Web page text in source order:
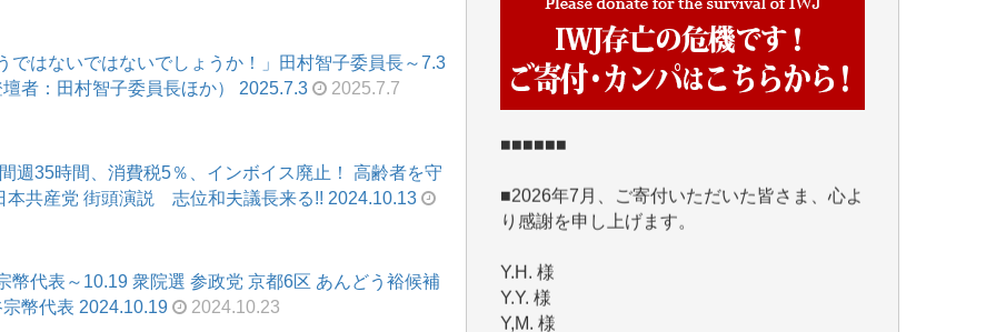
ではないではないでしょうか！」田村智子委員長～7.3
者：田村智子委員長ほか） 2025.7.3
2025.7.7
週35時間、消費税5％、インボイス廃止！ 高齢者を守
本共産党 街頭演説 志位和夫議長来る!! 2024.10.13
幣代表～10.19 衆院選 参政党 京都6区 あんどう裕候補
幣代表 2024.10.19
2024.10.23
より、たくさんの応援のメッセージが届いて
います。感謝を込めて、その一部をここにご
紹介いたします。
■■■■■■
■2026年7月、ご寄付いただいた皆さま、心よ
Y.H. 様
Y,M. 様
T.M. 様
マツモト ヤスアキ 様